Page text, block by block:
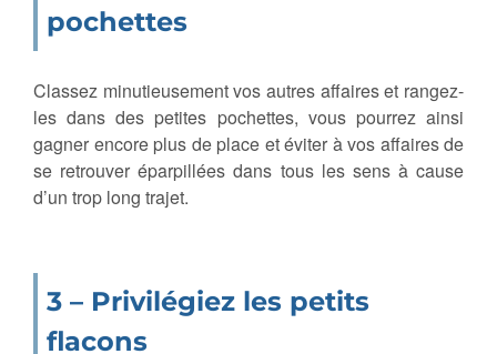
pochettes
Classez minutieusement vos autres affaires et rangez-
les dans des petites pochettes, vous pourrez ainsi
gagner encore plus de place et éviter à vos affaires de
se retrouver éparpillées dans tous les sens à cause
d’un trop long trajet.
3 – Privilégiez les petits
flacons